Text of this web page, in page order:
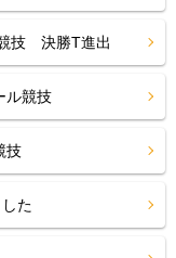
技 決勝T進出
ル競技
技
た